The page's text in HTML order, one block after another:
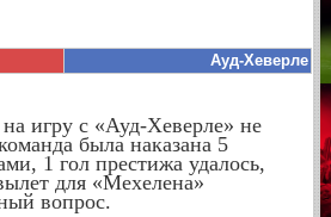
Ауд-Хеверле
игру с «Ауд-Хеверле» не
была наказана 5
1 гол престижа удалось,
для «Мехелена»
вопрос.